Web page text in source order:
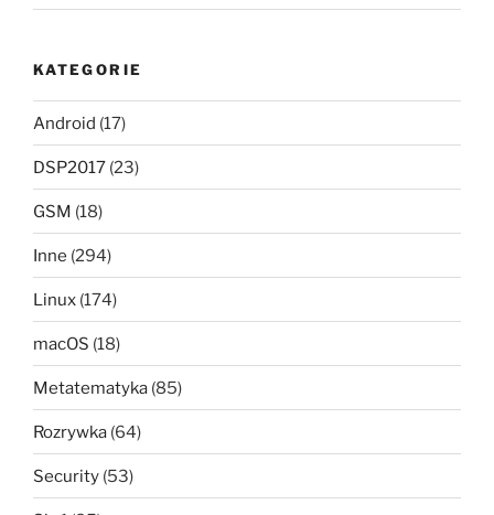
KATEGORIE
Android (17)
DSP2017 (23)
GSM (18)
Inne (294)
Linux (174)
macOS (18)
Metatematyka (85)
Rozrywka (64)
Security (53)